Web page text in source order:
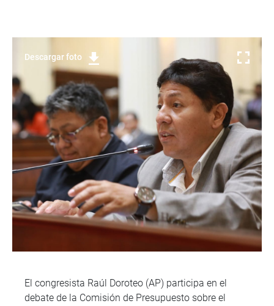
Descargar foto
El congresista Raúl Doroteo (AP) participa en el
debate de la Comisión de Presupuesto sobre el